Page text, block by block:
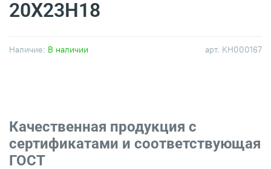
арт. КН000167
Наличие: В наличии
20Х23Н18
Качественная продукция с
сертификатами и соответствующая
ГОСТ